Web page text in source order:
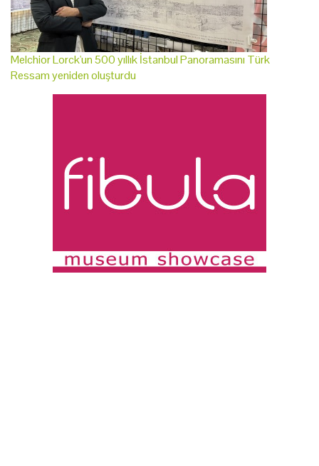
Melchior Lorck'un 500 yıllık İstanbul Panoramasını Türk
Ressam yeniden oluşturdu